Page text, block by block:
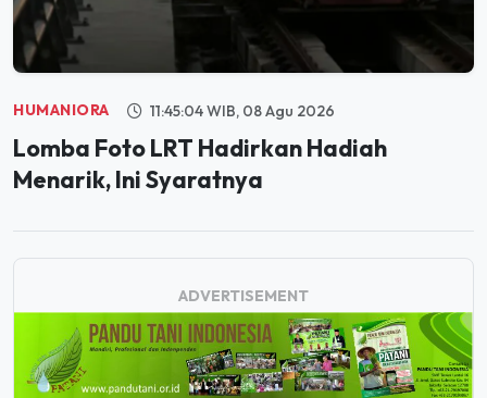
HUMANIORA 11:45:04 WIB, 08 Agu 2026
Lomba Foto LRT Hadirkan Hadiah
Menarik, Ini Syaratnya
ADVERTISEMENT